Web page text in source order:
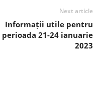
Next article
Informații utile pentru
perioada 21-24 ianuarie
2023